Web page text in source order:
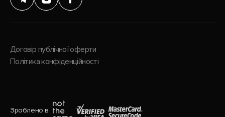
Договір публічної оферти
Політика конфіденційності
Зроблено в